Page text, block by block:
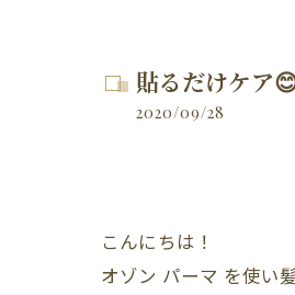
貼るだけケア
2020/09/28
こんにちは！
オゾン パーマ を使い